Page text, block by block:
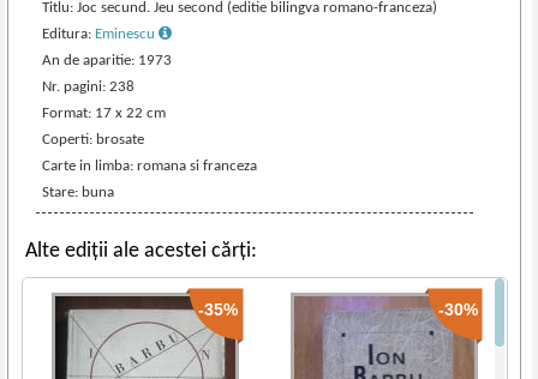
Titlu: Joc secund. Jeu second (editie bilingva romano-franceza)
Editura: Eminescu
An de aparitie: 1973
Nr. pagini: 238
Format: 17 x 22 cm
Coperti: brosate
Carte in limba: romana si franceza
Stare: buna
Alte ediții ale acestei cărți:
-35% -30%